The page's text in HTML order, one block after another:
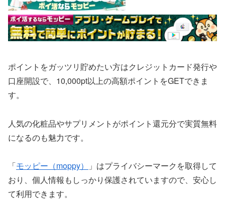
ポイントをガッツリ貯めたい方はクレジットカード発行や
口座開設で、10,000pt以上の高額ポイントをGETできま
す。
人気の化粧品やサプリメントがポイント還元分で実質無料
になるのも魅力です。
「モッピー（moppy）
」はプライバシーマークを取得して
おり、個人情報もしっかり保護されていますので、安心し
て利用できます。